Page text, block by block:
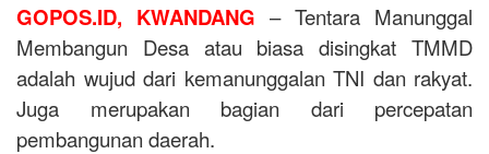
GOPOS.ID, KWANDANG – Tentara Manunggal
Membangun Desa atau biasa disingkat TMMD
adalah wujud dari kemanunggalan TNI dan rakyat.
Juga merupakan bagian dari percepatan
pembangunan daerah.